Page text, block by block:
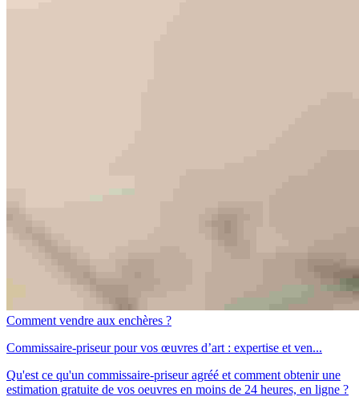
Comment vendre aux enchères ?
Commissaire-priseur pour vos œuvres d’art : expertise et ven...
Qu'est ce qu'un commissaire-priseur agréé et comment obtenir une
estimation gratuite de vos oeuvres en moins de 24 heures, en ligne ?